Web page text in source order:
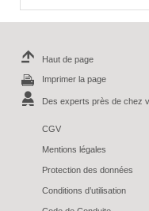
Haut de page
Imprimer la page
Des experts près de chez
CGV
Mentions légales
Protection des données
Conditions d’utilisation